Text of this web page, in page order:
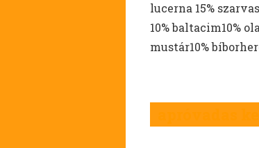
lucerna 15%
10% baltacim10%
mustár10%